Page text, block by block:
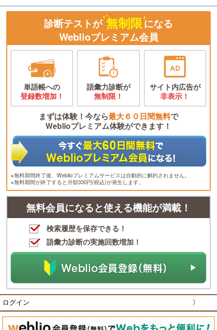
診断テストが 無制限になる
Weblioプレミアム会員
単語帳への
登録数増加！
語彙力診断が
無制限！
サイト内広告が
非表示！
まずは体験！今なら最大６０日間無料で
Weblioプレミアム体験ができます！
※無料期間終了後、Weblioプレミアムサービスは自動的に解約されません。
※無料期間が終了すると月額330円(税込)が発生します。
無料会員になると使える機能が満載！
検索履歴を保存できる！
語彙力診断の実施回数増加！
ログイン 〉